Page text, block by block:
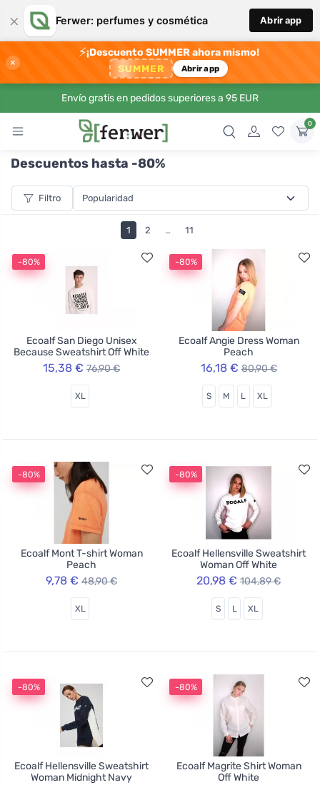
× Ferwer: perfumes y cosmética Abrir app
×
⚡¡Descuento SUMMER ahora mismo!
SUMMER Abrir app
Envío gratis en pedidos superiores a 95 EUR
0
Descuentos hasta -80%
Filtro
1 2 … 11
-80%
Ecoalf San Diego Unisex
Because Sweatshirt Off White
15,38 € 76,90 €
XL
-80%
Ecoalf Angie Dress Woman
Peach
16,18 € 80,90 €
S M L XL
-80%
Ecoalf Mont T-shirt Woman
Peach
9,78 € 48,90 €
XL
-80%
Ecoalf Hellensville Sweatshirt
Woman Off White
20,98 € 104,89 €
S L XL
-80%
Ecoalf Hellensville Sweatshirt
Woman Midnight Navy
-80%
Ecoalf Magrite Shirt Woman
Off White